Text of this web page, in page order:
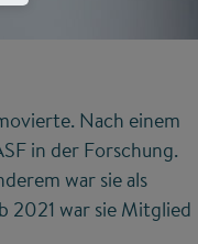
Nach einem
in der Forschung.
war sie als
2021 war sie Mitglied